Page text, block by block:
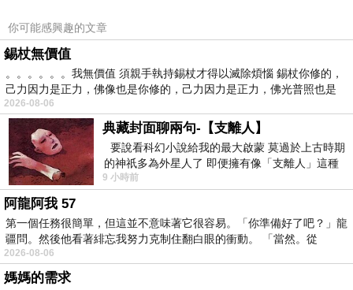
考試,老師也適時支援
上課的態度。
感恩, 認真上課態度,反饋老師教學相長的高度。
ps.公告補考的名單有
感恩,逆思維,反過來想,5/1假期線上補考繳交 ,
繳作業的概念也是補救的機會, 5/1 J生日禮物。
115.4.29
感恩日記-30元買書季又到,看到《十倍勝》增版,想買來替
換原來翻過多次的書
《給予》《有錢人的書櫃都有一本人文書》《真正的比爾
你可能感興趣的文章
錫杖無價值
。。。。。。我無價值 須親手執持錫杖才得以滅除煩惱 錫杖你修的，
己力因力是正力，佛像也是你修的，己力因力是正力，佛光普照也是
2026-08-06
典藏封面聊兩句-【支離人】
要說看科幻小說給我的最大啟蒙 莫過於上古時期
的神祇多為外星人了 即便擁有像「支離人」這種
驚世駭俗的神通法門 也未必讀
9 小時前
阿龍阿我 57
第一個任務很簡單，但這並不意味著它很容易。「你準備好了吧？」龍
疆問。然後他看著緋忘我努力克制住翻白眼的衝動。 「當然。從
2026-08-06
媽媽的需求